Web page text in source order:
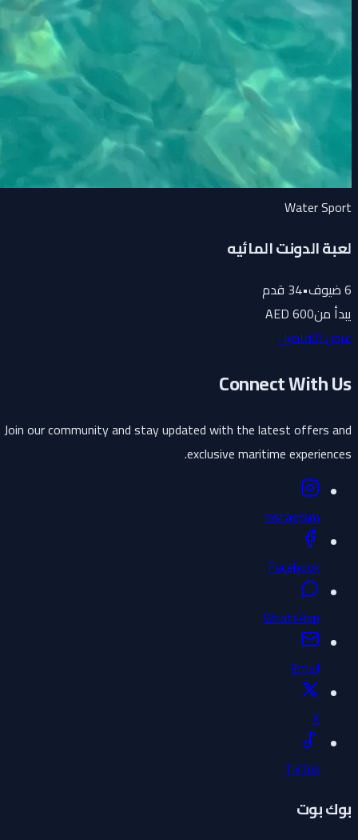
Water Sport
لعبة الدونت المائيه
ضيوف•
34 قدم
يبدأ من600 AED
عرض التفاصيل
Connect With Us
Join our community and stay updated with the latest offers and
exclusive maritime experiences.
Instagram
Facebook
WhatsApp
Email
X
TikTok
بوك بوت